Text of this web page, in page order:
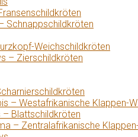
Schnappschildkröten
Weichschildkröten
– Zierschildkröten
– Westafrikanische Klappen-
– Blattschildkröten
– Zentralafrikanische